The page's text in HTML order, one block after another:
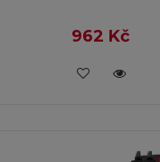
962 Kč
VLOŽIT DO KOŠÍKU